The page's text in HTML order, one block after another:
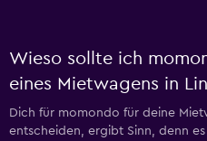
Wieso sollte ich
eines Mietwagens in
Dich für momondo für deine
entscheiden, ergibt Sinn, denn